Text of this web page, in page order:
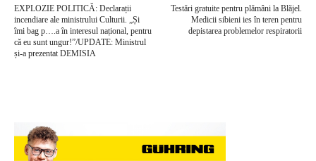
EXPLOZIE POLITICĂ: Declarații
incendiare ale ministrului Culturii. „Și
îmi bag p….a în interesul național, pentru
că eu sunt ungur!”/UPDATE: Ministrul
și-a prezentat DEMISIA
Testări gratuite pentru plămâni la Blăjel.
Medicii sibieni ies în teren pentru
depistarea problemelor respiratorii